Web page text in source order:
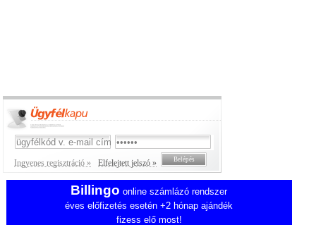
Ingyenes regisztráció » Elfelejtett jelszó »
Billingo online számlázó rendszer
éves előfizetés esetén +2 hónap ajándék
fizess elő most!